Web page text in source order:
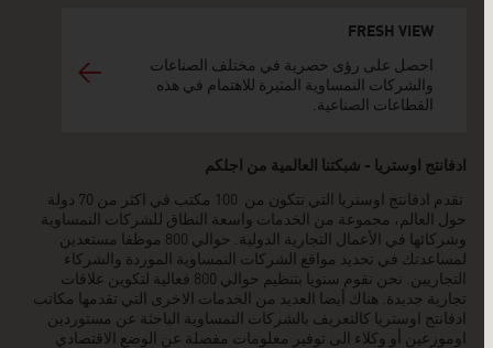
FRESH VIEW
احصل على رؤى حصرية في مختلف الصناعات
والشركات النمساوية المثيرة للاهتمام في هذه
القطاعات الصناعية.
ادفانتج اوستريا - شبكتنا العالمية من اجلكم
تقدم ادفانتج اوستريا التي تتكون من 100 مكتب في اكثر من 70 دولة
حول العالم، مجموعة من الخدمات واسعة النطاق للشركات النمساوية
وشركائها في الأعمال التجارية الدولية. حوالي 800 موظفا مستعدين
لمساعدتك في تحديد مواقع الشركات النمساوية الموردة والشركاء
التجاريين. نحن نقوم سنويا بتنظيم حوالي 800 فعالية لتكوين علاقات
تجارية جديدة. هناك أيضا العديد من الخدمات الاخرى التي تقدمها مكاتب
ادفانتج اوستريا كالتعريف بالشركات النمساوية الباحثة عن مستوردين
اوموزعين أو وكلاء الى توفير معلومات مفصلة عن الوضع الاقتصادي